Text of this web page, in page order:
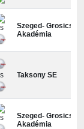
Szeged- Grosics
Akadémia
Taksony SE
Szeged- Grosics
Akadémia